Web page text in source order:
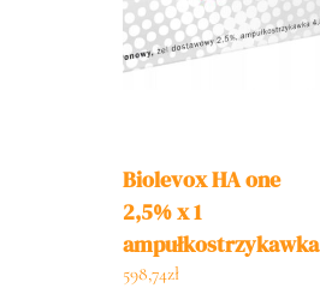
Biolevox HA one
2,5% x 1
ampułkostrzykawka
4,8ml
598,74zł